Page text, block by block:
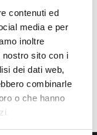
contenuti ed
media e per
inoltre
sito con i
dei dati web,
combinarle
o che hanno